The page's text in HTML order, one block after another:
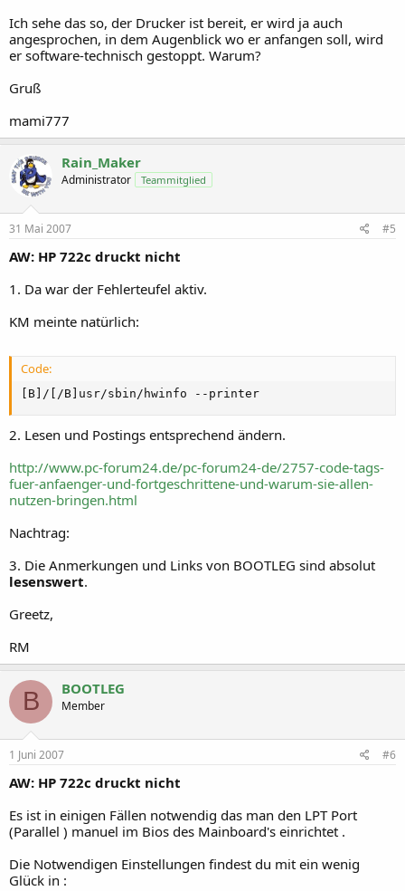
Ich sehe das so, der Drucker ist bereit, er wird ja auch
angesprochen, in dem Augenblick wo er anfangen soll, wird
er software-technisch gestoppt. Warum?
Gruß
mami777
Rain_Maker
Administrator Teammitglied
31 Mai 2007 #5
AW: HP 722c druckt nicht
1. Da war der Fehlerteufel aktiv.
KM meinte natürlich:
Code:
[B]/[/B]usr/sbin/hwinfo --printer
2. Lesen und Postings entsprechend ändern.
http://www.pc-forum24.de/pc-forum24-de/2757-code-tags-
fuer-anfaenger-und-fortgeschrittene-und-warum-sie-allen-
nutzen-bringen.html
Nachtrag:
3. Die Anmerkungen und Links von BOOTLEG sind absolut
lesenswert.
Greetz,
RM
B BOOTLEG
Member
1 Juni 2007 #6
AW: HP 722c druckt nicht
Es ist in einigen Fällen notwendig das man den LPT Port
(Parallel ) manuel im Bios des Mainboard's einrichtet .
Die Notwendigen Einstellungen findest du mit ein wenig
Glück in :